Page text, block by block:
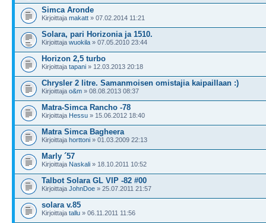
Simca Aronde
Kirjoittaja makatt » 07.02.2014 11:21
Solara, pari Horizonia ja 1510.
Kirjoittaja wuokila » 07.05.2010 23:44
Horizon 2,5 turbo
Kirjoittaja tapani » 12.03.2013 20:18
Chrysler 2 litre. Samanmoisen omistajia kaipaillaan :)
Kirjoittaja o&m » 08.08.2013 08:37
Matra-Simca Rancho -78
Kirjoittaja Hessu » 15.06.2012 18:40
Matra Simca Bagheera
Kirjoittaja horttoni » 01.03.2009 22:13
Marly ´57
Kirjoittaja Naskali » 18.10.2011 10:52
Talbot Solara GL VIP -82 #00
Kirjoittaja JohnDoe » 25.07.2011 21:57
solara v.85
Kirjoittaja tallu » 06.11.2011 11:56